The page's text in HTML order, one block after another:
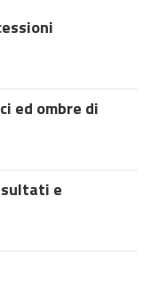
ed ombre di
e